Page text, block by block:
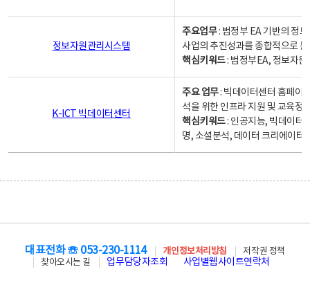
정보자원관리시스템
주요업무: 범정부 EA 기반의 정
사업의 추진성과를 종합적으로
핵심키워드: 범정부EA, 정보자
K-ICT 빅데이터센터
주요 업무: 빅데이터센터 홈페이
석을 위한 인프라 지원 및 교육정
핵심키워드: 인공지능, 빅데이터,
명, 소셜분석, 데이터 크리에이터
대표전화 ☏ 053-230-1114 개인정보처리방침
저작권 정책
찾아오시는 길
업무담당자조회 사업별웹사이트연락처